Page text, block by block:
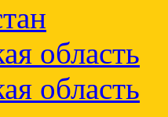
область
область